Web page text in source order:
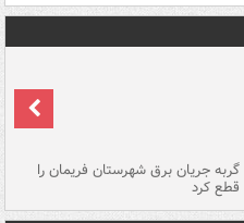
گربه جریان برق شهرستان فریمان را
قطع کرد